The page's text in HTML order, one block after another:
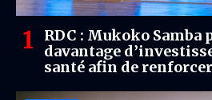
RDC : Mukoko Samba
davantage
santé afin de